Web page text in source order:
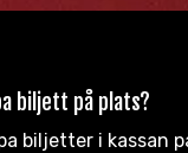
biljett på plats?
biljetter i kassan